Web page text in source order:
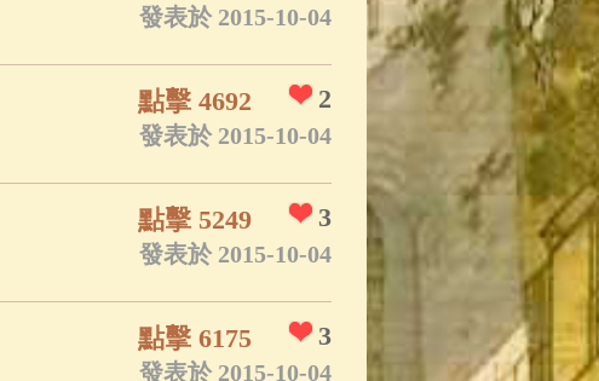
發表於 2015-10-04
2
點擊 4692
發表於 2015-10-04
3
點擊 5249
發表於 2015-10-04
3
點擊 6175
發表於 2015-10-04